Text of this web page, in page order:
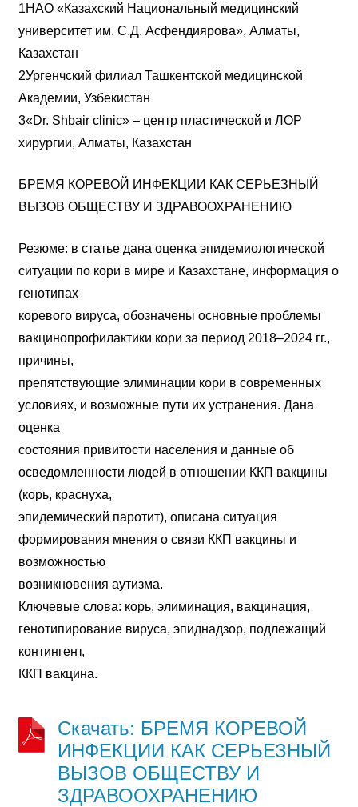
1НАО «Казахский Национальный медицинский
университет им. С.Д. Асфендиярова», Алматы,
Казахстан
2Ургенчский филиал Ташкентской медицинской
Академии, Узбекистан
3«Dr. Shbair clinic» – центр пластической и ЛОР
хирургии, Алматы, Казахстан
БРЕМЯ КОРЕВОЙ ИНФЕКЦИИ КАК СЕРЬЕЗНЫЙ
ВЫЗОВ ОБЩЕСТВУ И ЗДРАВООХРАНЕНИЮ
Резюме: в статье дана оценка эпидемиологической
ситуации по кори в мире и Казахстане, информация о
генотипах
коревого вируса, обозначены основные проблемы
вакцинопрофилактики кори за период 2018–2024 гг.,
причины,
препятствующие элиминации кори в современных
условиях, и возможные пути их устранения. Дана
оценка
состояния привитости населения и данные об
осведомленности людей в отношении ККП вакцины
(корь, краснуха,
эпидемический паротит), описана ситуация
формирования мнения о связи ККП вакцины и
возможностью
возникновения аутизма.
Ключевые слова: корь, элиминация, вакцинация,
генотипирование вируса, эпиднадзор, подлежащий
контингент,
ККП вакцина.
Скачать: БРЕМЯ КОРЕВОЙ
ИНФЕКЦИИ КАК СЕРЬЕЗНЫЙ
ВЫЗОВ ОБЩЕСТВУ И
ЗДРАВООХРАНЕНИЮ